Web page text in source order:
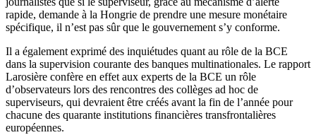
rapide, demande à la Hongrie de prendre une mesure monétaire
spécifique, il n’est pas sûr que le gouvernement s’y conforme.
Il a également exprimé des inquiétudes quant au rôle de la BCE
dans la supervision courante des banques multinationales. Le rapport
Larosière confère en effet aux experts de la BCE un rôle
d’observateurs lors des rencontres des collèges ad hoc de
superviseurs, qui devraient être créés avant la fin de l’année pour
chacune des quarante institutions financières transfrontalières
européennes.